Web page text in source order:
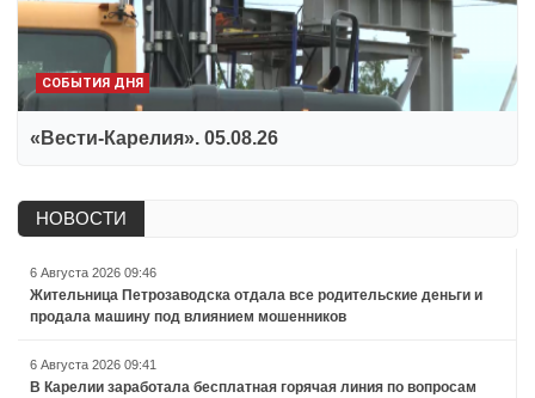
СОБЫТИЯ ДНЯ
«Вести-Карелия». 05.08.26
НОВОСТИ
6 Августа 2026 09:46
Жительница Петрозаводска отдала все родительские деньги и
продала машину под влиянием мошенников
6 Августа 2026 09:41
В Карелии заработала бесплатная горячая линия по вопросам